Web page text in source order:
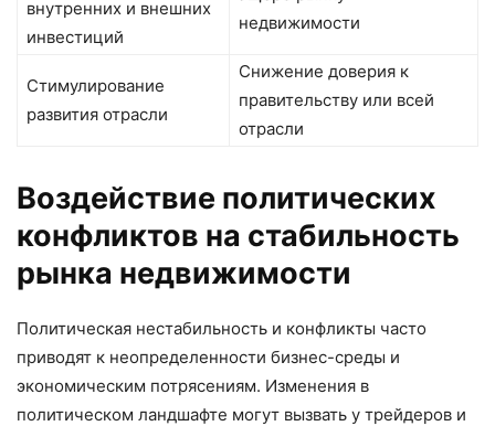
внутренних и внешних
инвестиций
недвижимости
Стимулирование
развития отрасли
Снижение доверия к
правительству или всей
отрасли
Воздействие политических
конфликтов на стабильность
рынка недвижимости
Политическая нестабильность и конфликты часто
приводят к неопределенности бизнес-среды и
экономическим потрясениям. Изменения в
политическом ландшафте могут вызвать у трейдеров и